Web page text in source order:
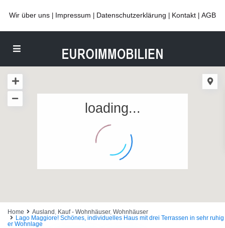
Wir über uns Impressum Datenschutzerklärung Kontakt AGB
loading...
Home Ausland , Kauf - Wohnhäuser, Wohnhäuser
Lago Maggiore! Schönes, individuelles Haus mit drei Terrassen in sehr ruhig
er Wohnlage